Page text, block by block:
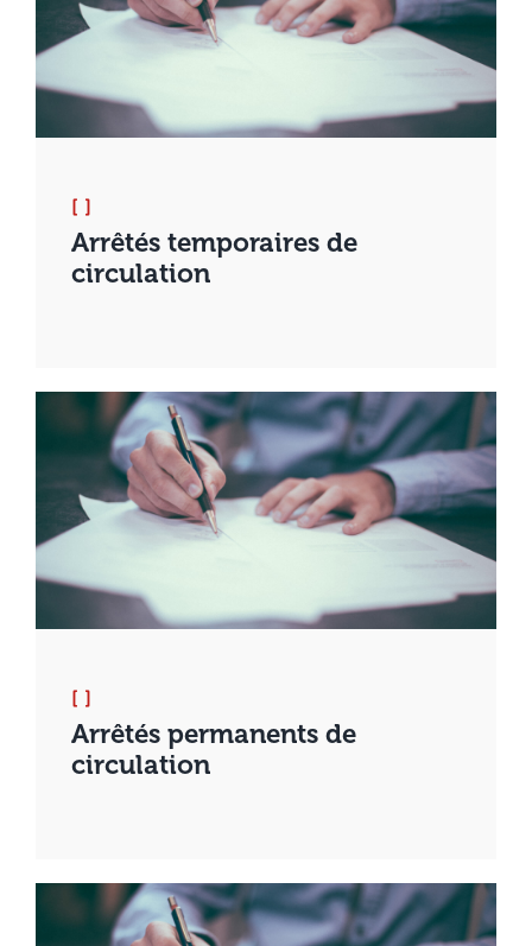
[ ]
Arrêtés temporaires de
circulation
[ ]
Arrêtés permanents de
circulation